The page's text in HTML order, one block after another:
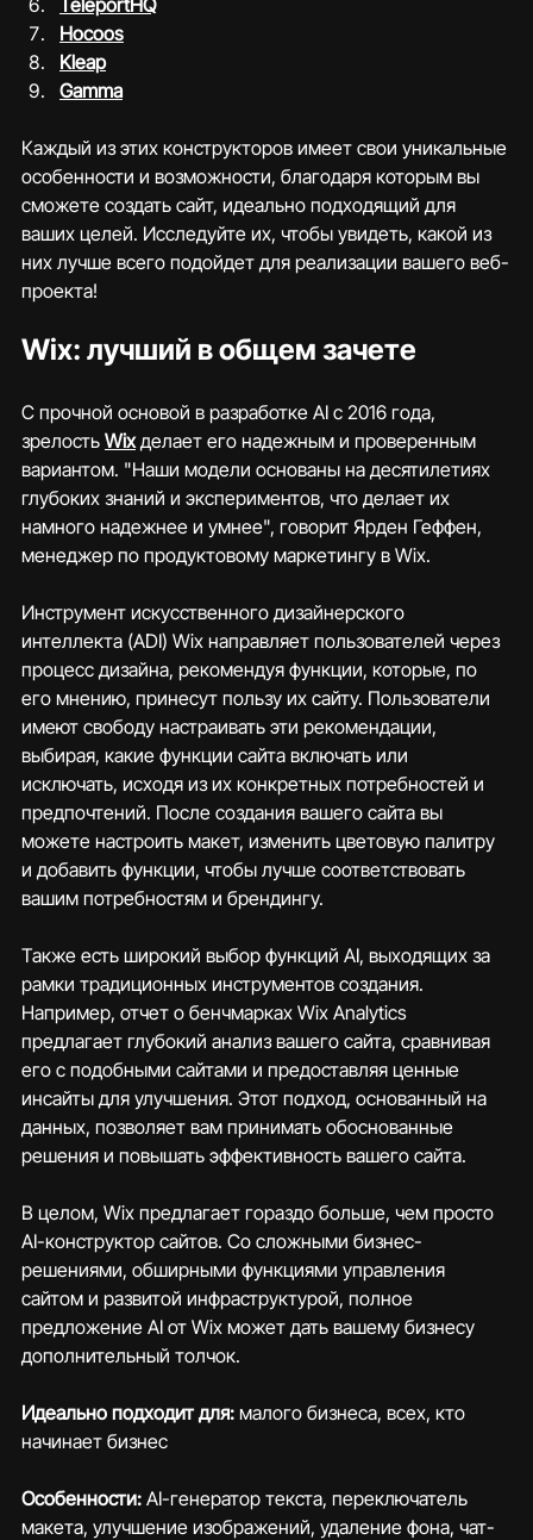
Hocoos
Kleap
Gamma
Каждый из этих конструкторов имеет свои уникальные
особенности и возможности, благодаря которым вы
сможете создать сайт, идеально подходящий для
ваших целей. Исследуйте их, чтобы увидеть, какой из
них лучше всего подойдет для реализации вашего веб-
проекта!
Wix: лучший в общем зачете
С прочной основой в разработке AI с 2016 года,
зрелость Wix делает его надежным и проверенным
вариантом. "Наши модели основаны на десятилетиях
глубоких знаний и экспериментов, что делает их
намного надежнее и умнее", говорит Ярден Геффен,
менеджер по продуктовому маркетингу в Wix.
Инструмент искусственного дизайнерского
интеллекта (ADI) Wix направляет пользователей через
процесс дизайна, рекомендуя функции, которые, по
его мнению, принесут пользу их сайту. Пользователи
имеют свободу настраивать эти рекомендации,
выбирая, какие функции сайта включать или
исключать, исходя из их конкретных потребностей и
предпочтений. После создания вашего сайта вы
можете настроить макет, изменить цветовую палитру
и добавить функции, чтобы лучше соответствовать
вашим потребностям и брендингу.
Также есть широкий выбор функций AI, выходящих за
рамки традиционных инструментов создания.
Например, отчет о бенчмарках Wix Analytics
предлагает глубокий анализ вашего сайта, сравнивая
его с подобными сайтами и предоставляя ценные
инсайты для улучшения. Этот подход, основанный на
данных, позволяет вам принимать обоснованные
решения и повышать эффективность вашего сайта.
В целом, Wix предлагает гораздо больше, чем просто
AI-конструктор сайтов. Со сложными бизнес-
решениями, обширными функциями управления
сайтом и развитой инфраструктурой, полное
предложение AI от Wix может дать вашему бизнесу
дополнительный толчок.
Идеально подходит для: малого бизнеса, всех, кто
начинает бизнес
Особенности: AI-генератор текста, переключатель
макета, улучшение изображений, удаление фона, чат-